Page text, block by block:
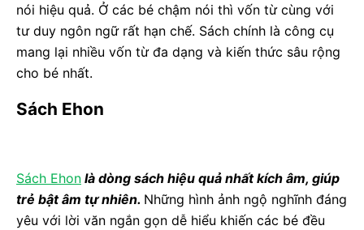
nói hiệu quả. Ở các bé chậm nói thì vốn từ cùng với
tư duy ngôn ngữ rất hạn chế. Sách chính là công cụ
mang lại nhiều vốn từ đa dạng và kiến thức sâu rộng
cho bé nhất.
Sách Ehon
Sách Ehon là dòng sách hiệu quả nhất kích âm, giúp
trẻ bật âm tự nhiên. Những hình ảnh ngộ nghĩnh đáng
yêu với lời văn ngắn gọn dễ hiểu khiến các bé đều